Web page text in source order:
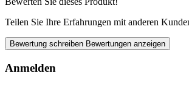
Teilen Sie Ihre Erfahrungen mit anderen
Bewertung schreiben Bewertungen anzeigen
Anmelden